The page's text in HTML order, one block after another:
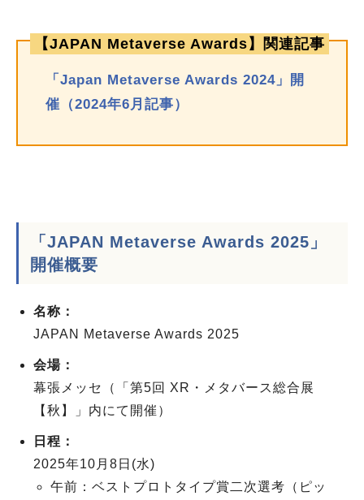
【JAPAN Metaverse Awards】関連記事
「Japan Metaverse Awards 2024」開
催（2024年6月記事）
「JAPAN Metaverse Awards 2025」
開催概要
名称：
JAPAN Metaverse Awards 2025
会場：
幕張メッセ（「第5回 XR・メタバース総合展
【秋】」内にて開催）
日程：
2025年10月8日(水)
午前：ベストプロトタイプ賞二次選考（ピッ